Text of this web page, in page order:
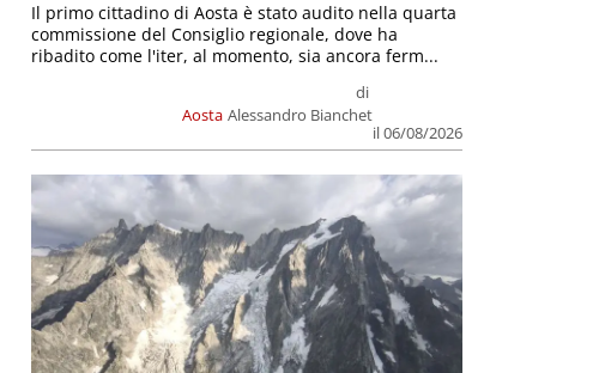
Aosta
di
Alessandro Bianchet
il 06/08/2026
Il primo cittadino di Aosta è stato audito nella quarta
commissione del Consiglio regionale, dove ha
ribadito come l'iter, al momento, sia ancora ferm...